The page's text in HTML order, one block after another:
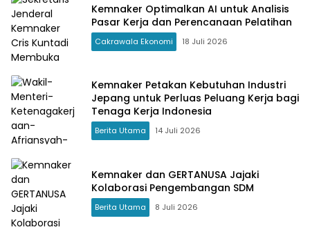
Kemnaker Optimalkan AI untuk Analisis
Pasar Kerja dan Perencanaan Pelatihan
Cakrawala Ekonomi 18 Juli 2026
Kemnaker Petakan Kebutuhan Industri
Jepang untuk Perluas Peluang Kerja bagi
Tenaga Kerja Indonesia
Berita Utama 14 Juli 2026
Kemnaker dan GERTANUSA Jajaki
Kolaborasi Pengembangan SDM
Berita Utama 8 Juli 2026